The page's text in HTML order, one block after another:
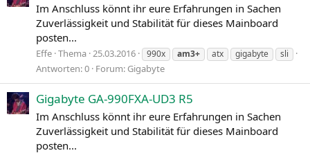
Im Anschluss könnt ihr eure Erfahrungen in Sachen
Zuverlässigkeit und Stabilität für dieses Mainboard
posten...
Effe Thema 25.03.2016 990x am3+ atx gigabyte sli
Antworten: 0 Forum: Gigabyte
Gigabyte GA-990FXA-UD3 R5
Im Anschluss könnt ihr eure Erfahrungen in Sachen
Zuverlässigkeit und Stabilität für dieses Mainboard
posten...